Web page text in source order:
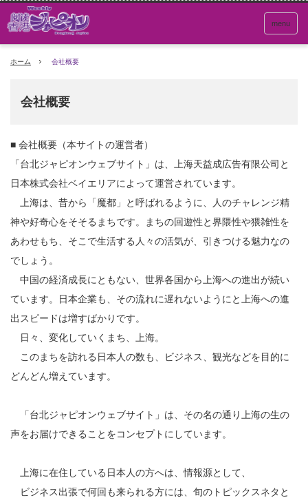
menu
ホーム 会社概要
会社概要
■ 会社概要（本サイトの運営者）
「台北ジャピオンウェブサイト」は、上海天益成広告有限公司と
日本株式会社ベイエリアによって運営されています。
上海は、昔から「魔都」と呼ばれるように、人のチャレンジ精
神や好奇心をそそるまちです。まちの回遊性と界隈性や猥雑性を
あわせもち、そこで生活する人々の活気が、引きつける魅力なの
でしょう。
中国の経済成長にともない、世界各国から上海への進出が続い
ています。日本企業も、その流れに遅れないようにと上海への進
出スピードは増すばかりです。
日々、変化していくまち、上海。
このまちを訪れる日本人の数も、ビジネス、観光などを目的に
どんどん増えています。
「台北ジャピオンウェブサイト」は、その名の通り上海の生の
声をお届けできることをコンセプトにしています。
上海に在住している日本人の方へは、情報源として、
ビジネス出張で何回も来られる方には、旬のトピックスネタと